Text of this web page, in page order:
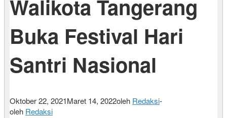
Walikota Tangerang
Buka Festival Hari
Santri Nasional
Oktober 22, 2021Maret 14, 2022oleh Redaksi-
oleh Redaksi